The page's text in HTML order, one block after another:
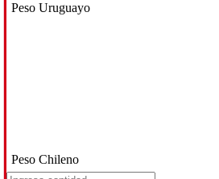
Peso Uruguayo
Peso Chileno